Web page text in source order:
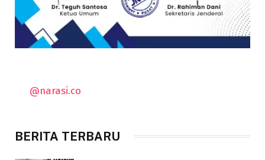
@narasi.co
BERITA TERBARU